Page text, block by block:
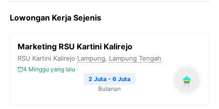
Lowongan Kerja Sejenis
Marketing RSU Kartini Kalirejo
RSU Kartini Kalirejo Lampung, Lampung Tengah
4 Minggu yang lalu
2 Juta - 6 Juta
Bulanan